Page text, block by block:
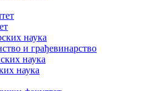
наука
и грађевинарство
наука
наука